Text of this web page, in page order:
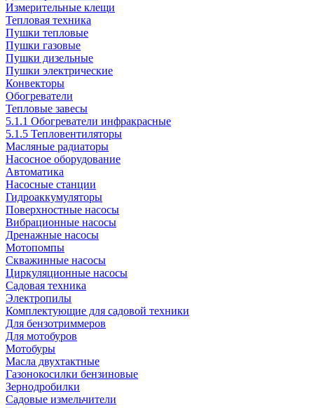
Измерительные клещи
Тепловая техника
Пушки тепловые
Пушки газовые
Пушки дизельные
Пушки электрические
Конвекторы
Обогреватели
Тепловые завесы
5.1.1 Обогреватели инфракрасные
5.1.5 Тепловентиляторы
Масляные радиаторы
Насосное оборудование
Автоматика
Насосные станции
Гидроаккумуляторы
Поверхностные насосы
Вибрационные насосы
Дренажные насосы
Мотопомпы
Скважинные насосы
Циркуляционные насосы
Садовая техника
Электропилы
Комплектующие для садовой техники
Для бензотриммеров
Для мотобуров
Мотобуры
Масла двухтактные
Газонокосилки бензиновые
Зернодробилки
Садовые измельчители